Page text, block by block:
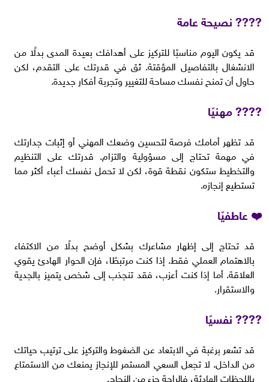
???? نصيحة عامة
قد يكون اليوم مناسبًا للتركيز على أهدافك بعيدة المدى بدلًا من
الانشغال بالتفاصيل المؤقتة. ثق في قدرتك على التقدم، لكن
حاول أن تمنح نفسك مساحة للتغيير وتجربة أفكار جديدة.
???? مهنيًا
قد تظهر أمامك فرصة لتحسين وضعك المهني أو إثبات جدارتك
في مهمة تحتاج إلى مسؤولية والتزام. قدرتك على التنظيم
والتخطيط ستكون نقطة قوة، لكن لا تحمل نفسك أعباء أكثر مما
تستطيع إنجازه.
❤️ عاطفيًا
قد تحتاج إلى إظهار مشاعرك بشكل أوضح بدلًا من الاكتفاء
بالاهتمام العملي فقط. إذا كنت مرتبطًا، فإن الحوار الهادئ يقوي
العلاقة. أما إذا كنت أعزب، فقد تنجذب إلى شخص يتميز بالجدية
والاستقرار.
???? نفسيًا
قد تشعر برغبة في الابتعاد عن الضغوط والتركيز على ترتيب حياتك
من الداخل. لا تجعل السعي المستمر للإنجاز يمنعك من الاستمتاع
باللحظات الهادئة، فالراحة جزء من النجاح.